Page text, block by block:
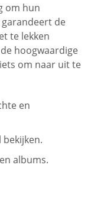
om hun
de
te lekken
hoogwaardige
om naar uit te
en
albums.